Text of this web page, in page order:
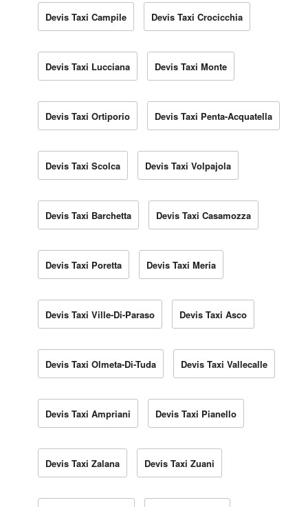
Devis Taxi Campile Devis Taxi Crocicchia
Devis Taxi Lucciana Devis Taxi Monte
Devis Taxi Ortiporio Devis Taxi Penta-Acquatella
Devis Taxi Scolca Devis Taxi Volpajola
Devis Taxi Barchetta Devis Taxi Casamozza
Devis Taxi Poretta Devis Taxi Meria
Devis Taxi Ville-Di-Paraso Devis Taxi Asco
Devis Taxi Olmeta-Di-Tuda Devis Taxi Vallecalle
Devis Taxi Ampriani Devis Taxi Pianello
Devis Taxi Zalana Devis Taxi Zuani